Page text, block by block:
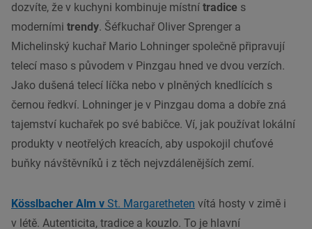
dozvíte, že v kuchyni kombinuje místní tradice s
moderními trendy. Šéfkuchař Oliver Sprenger a
Michelinský kuchař Mario Lohninger společně připravují
telecí maso s původem v Pinzgau hned ve dvou verzích.
Jako dušená telecí líčka nebo v plněných knedlících s
černou ředkví. Lohninger je v Pinzgau doma a dobře zná
tajemství kuchařek po své babičce. Ví, jak používat lokální
produkty v neotřelých kreacích, aby uspokojil chuťové
buňky návštěvníků i z těch nejvzdálenějších zemí.
Kösslbacher Alm v St. Margaretheten vítá hosty v zimě i
v létě. Autenticita, tradice a kouzlo. To je hlavní